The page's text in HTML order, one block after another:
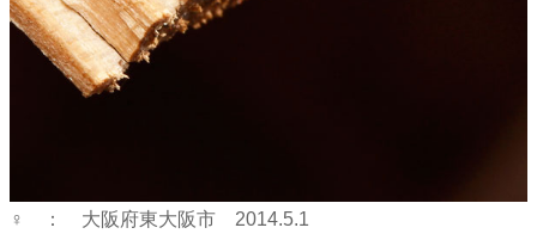
♀ ： 大阪府東大阪市 2014.5.1